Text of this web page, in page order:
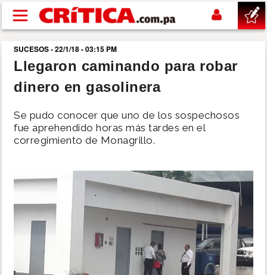
Pasar al contenido principal
buscar
SUCESOS
NACIONAL
SHOW
DEPORTES
SUCESOS - 22/1/18 - 03:15 PM
Llegaron caminando para robar
dinero en gasolinera
Se pudo conocer que uno de los sospechosos
fue aprehendido horas más tardes en el
corregimiento de Monagrillo.